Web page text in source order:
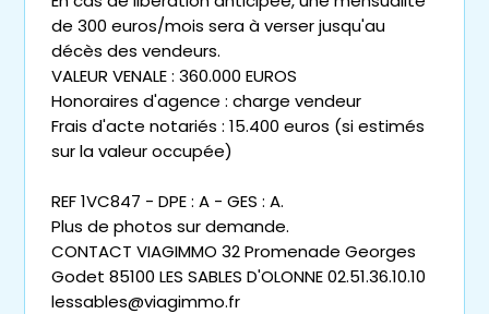
de 300 euros/mois sera à verser jusqu'au
décès des vendeurs.
VALEUR VENALE : 360.000 EUROS
Honoraires d'agence : charge vendeur
Frais d'acte notariés : 15.400 euros (si estimés
sur la valeur occupée)
REF 1VC847 - DPE : A - GES : A.
Plus de photos sur demande.
CONTACT VIAGIMMO 32 Promenade Georges
Godet 85100 LES SABLES D'OLONNE 02.51.36.10.10
lessables@viagimmo.fr